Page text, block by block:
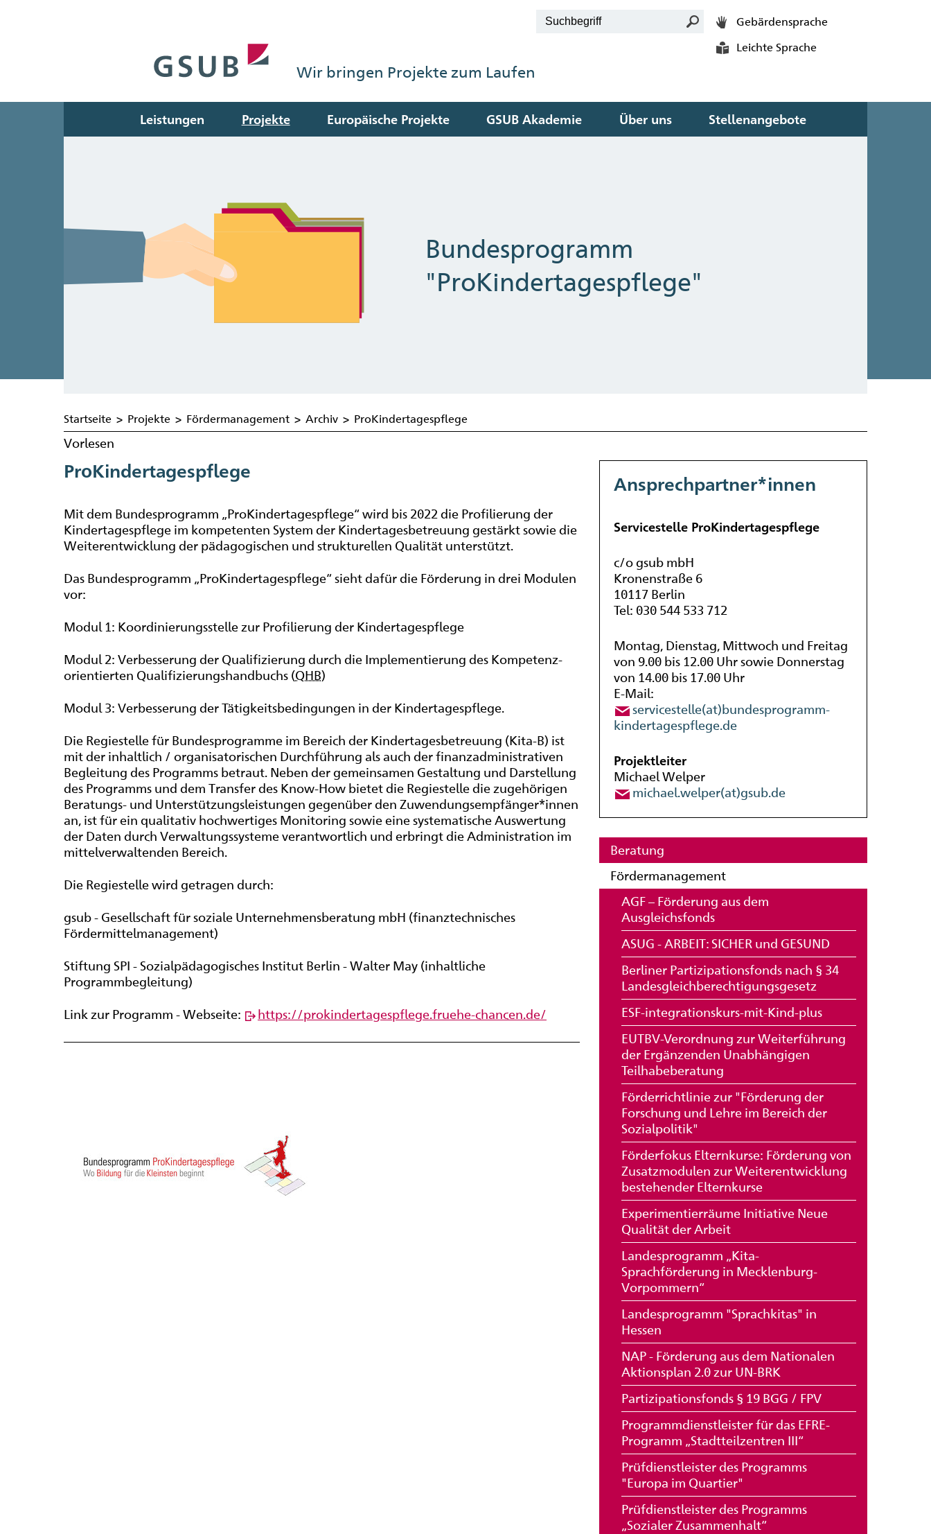
Wir bringen Projekte zum Laufen
Leistungen Projekte Europäische Projekte GSUB Akademie Über uns Stellenangebote
Gebärdensprache
Leichte Sprache
Bundesprogramm
"ProKindertagespflege"
Startseite > Projekte > Fördermanagement > Archiv > ProKindertagespflege
Vorlesen
ProKindertagespflege
Mit dem Bundesprogramm „ProKindertagespflege“ wird bis 2022 die Profilierung der
Kindertagespflege im kompetenten System der Kindertagesbetreuung gestärkt sowie die
Weiterentwicklung der pädagogischen und strukturellen Qualität unterstützt.
Das Bundesprogramm „ProKindertagespflege“ sieht dafür die Förderung in drei Modulen
vor:
Modul 1: Koordinierungsstelle zur Profilierung der Kindertagespflege
Modul 2: Verbesserung der Qualifizierung durch die Implementierung des Kompetenz-
orientierten Qualifizierungshandbuchs (QHB)
Modul 3: Verbesserung der Tätigkeitsbedingungen in der Kindertagespflege.
Die Regiestelle für Bundesprogramme im Bereich der Kindertagesbetreuung (Kita-B) ist
mit der inhaltlich / organisatorischen Durchführung als auch der finanzadministrativen
Begleitung des Programms betraut. Neben der gemeinsamen Gestaltung und Darstellung
des Programms und dem Transfer des Know-How bietet die Regiestelle die zugehörigen
Beratungs- und Unterstützungsleistungen gegenüber den Zuwendungsempfänger*innen
an, ist für ein qualitativ hochwertiges Monitoring sowie eine systematische Auswertung
der Daten durch Verwaltungssysteme verantwortlich und erbringt die Administration im
mittelverwaltenden Bereich.
Die Regiestelle wird getragen durch:
gsub - Gesellschaft für soziale Unternehmensberatung mbH (finanztechnisches
Fördermittelmanagement)
Stiftung SPI - Sozialpädagogisches Institut Berlin - Walter May (inhaltliche
Programmbegleitung)
Link zur Programm - Webseite: https://prokindertagespflege.fruehe-chancen.de/
Ansprechpartner*innen
Servicestelle ProKindertagespflege
c/o gsub mbH
Kronenstraße 6
10117 Berlin
Tel: 030 544 533 712
Montag, Dienstag, Mittwoch und Freitag
von 9.00 bis 12.00 Uhr sowie Donnerstag
von 14.00 bis 17.00 Uhr
E-Mail:
servicestelle(at)bundesprogramm-
kindertagespflege.de
Projektleiter
Michael Welper
michael.welper(at)gsub.de
Beratung
Fördermanagement
AGF – Förderung aus dem
Ausgleichsfonds
ASUG - ARBEIT: SICHER und GESUND
Berliner Partizipationsfonds nach § 34
Landesgleichberechtigungsgesetz
ESF-integrationskurs-mit-Kind-plus
EUTBV-Verordnung zur Weiterführung
der Ergänzenden Unabhängigen
Teilhabeberatung
Förderrichtlinie zur "Förderung der
Forschung und Lehre im Bereich der
Sozialpolitik"
Förderfokus Elternkurse: Förderung von
Zusatzmodulen zur Weiterentwicklung
bestehender Elternkurse
Experimentierräume Initiative Neue
Qualität der Arbeit
Landesprogramm „Kita-
Sprachförderung in Mecklenburg-
Vorpommern“
Landesprogramm "Sprachkitas" in
Hessen
NAP - Förderung aus dem Nationalen
Aktionsplan 2.0 zur UN-BRK
Partizipationsfonds § 19 BGG / FPV
Programmdienstleister für das EFRE-
Programm „Stadtteilzentren III“
Prüfdienstleister des Programms
"Europa im Quartier"
Prüfdienstleister des Programms
„Sozialer Zusammenhalt“